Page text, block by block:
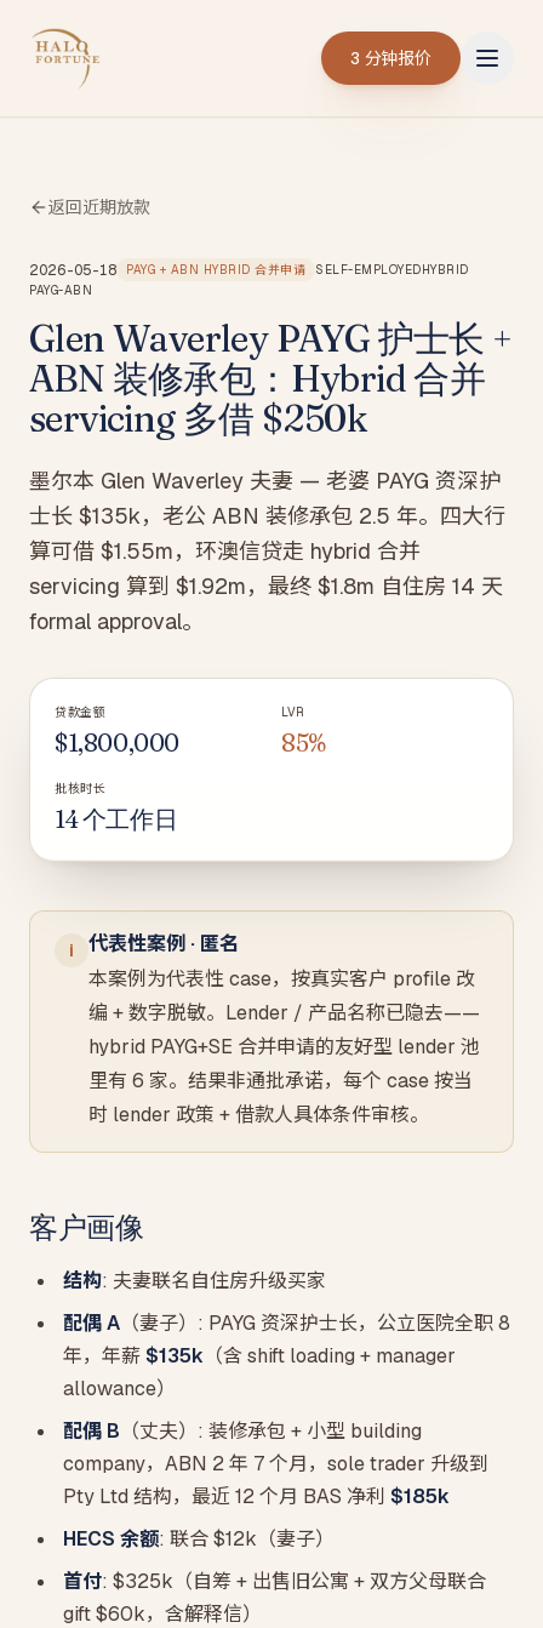
3 分钟报价
返回近期放款
2026-05-18 PAYG + ABN HYBRID 合并申请 SELF-EMPLOYEDHYBRID
PAYG-ABN
Glen Waverley PAYG 护士长 +
ABN 装修承包：Hybrid 合并
servicing 多借 $250k
墨尔本 Glen Waverley 夫妻 — 老婆 PAYG 资深护
士长 $135k，老公 ABN 装修承包 2.5 年。四大行
算可借 $1.55m，环澳信贷走 hybrid 合并
servicing 算到 $1.92m，最终 $1.8m 自住房 14 天
formal approval。
贷款金额
$1,800,000
LVR
85%
批核时长
14 个工作日
i
代表性案例 · 匿名
本案例为代表性 case，按真实客户 profile 改
编 + 数字脱敏。Lender / 产品名称已隐去——
hybrid PAYG+SE 合并申请的友好型 lender 池
里有 6 家。结果非通批承诺，每个 case 按当
时 lender 政策 + 借款人具体条件审核。
客户画像
结构: 夫妻联名自住房升级买家
配偶 A （妻子）: PAYG 资深护士长，公立医院全职 8
年，年薪$135k （含 shift loading + manager
allowance）
配偶 B （丈夫）: 装修承包 + 小型 building
company，ABN 2 年 7 个月，sole trader 升级到
Pty Ltd 结构，最近 12 个月 BAS 净利 $185k
HECS 余额: 联合 $12k（妻子）
首付: $325k（自筹 + 出售旧公寓 + 双方父母联合
gift $60k，含解释信）